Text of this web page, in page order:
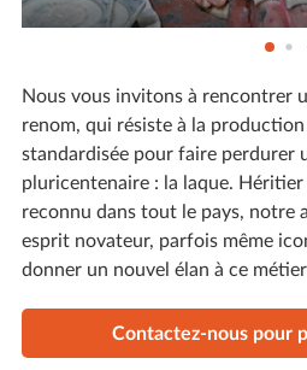
Nous vous invitons à rencontrer
renom, qui résiste à la
standardisée pour faire perdurer
pluricentenaire : la laque.
reconnu dans tout le pays, notre
esprit novateur, parfois même
donner un nouvel élan à ce
Contactez-nous pour